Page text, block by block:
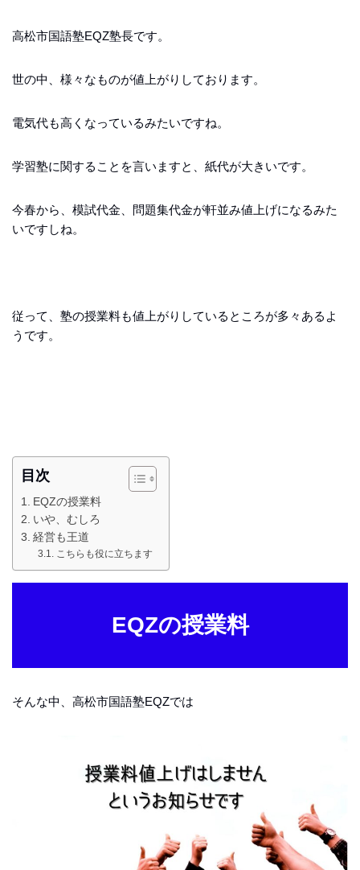
高松市国語塾EQZ塾長です。
世の中、様々なものが値上がりしております。
電気代も高くなっているみたいですね。
学習塾に関することを言いますと、紙代が大きいです。
今春から、模試代金、問題集代金が軒並み値上げになるみた
いですしね。
従って、塾の授業料も値上がりしているところが多々あるよ
うです。
目次
EQZの授業料
いや、むしろ
経営も王道
こちらも役に立ちます
EQZの授業料
そんな中、高松市国語塾EQZでは